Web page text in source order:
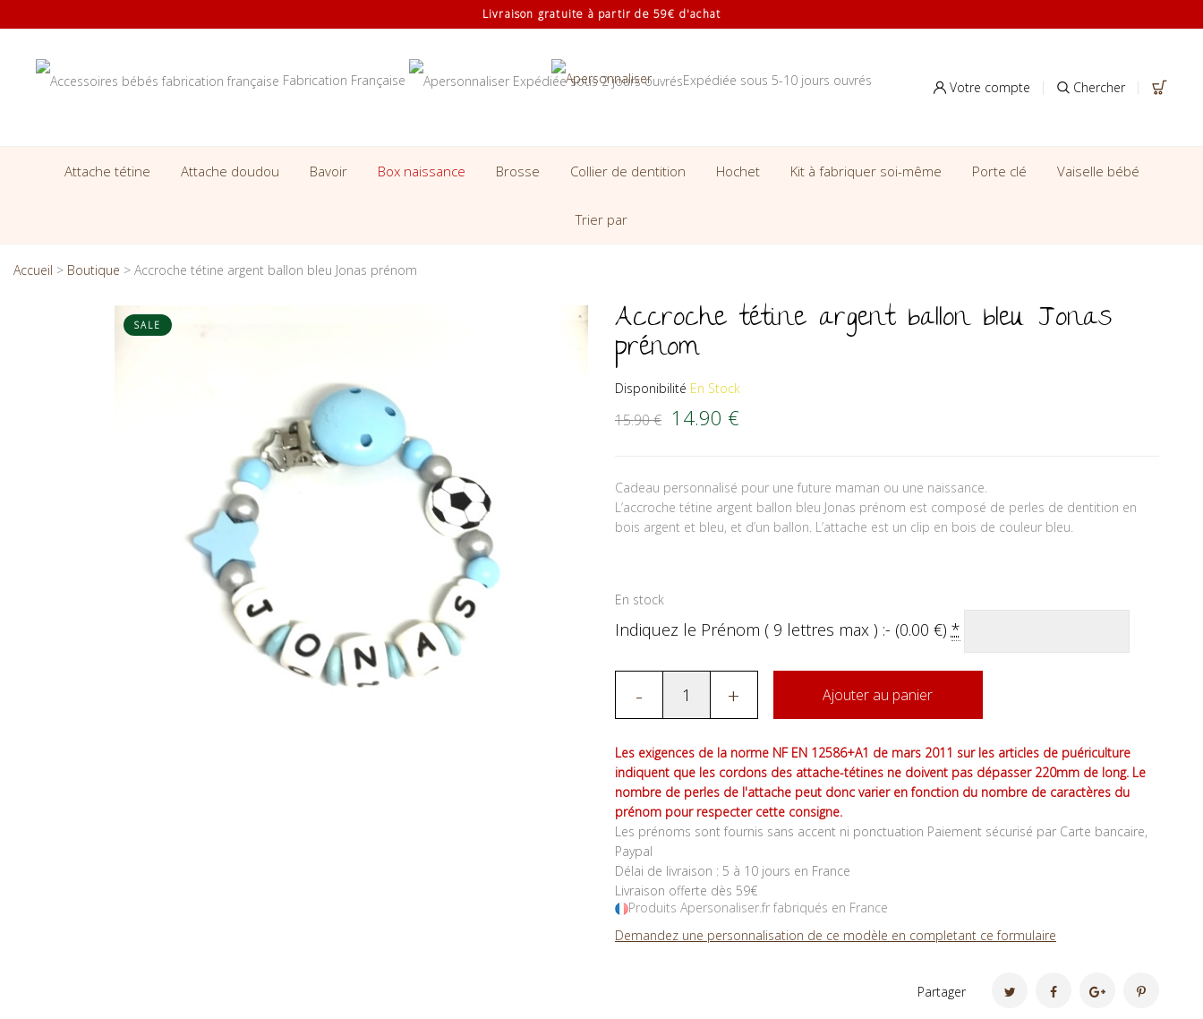
Livraison gratuite à partir de 59€ d'achat
Fabrication Française Expédiée sous 5-10 jours ouvrés Votre compte Chercher
Attache tétine Attache doudou Bavoir Box naissance Brosse Collier de dentition Hochet Kit à fabriquer soi-même Porte clé Vaiselle bébé
Trier par
Accueil > Boutique > Accroche tétine argent ballon bleu Jonas prénom
SALE Accroche tétine argent ballon bleu Jonas
prénom
Disponibilité En Stock
15.90€ Le prix initial était : 15.90 €.
14.90 €Le prix actuel est : 14.90 €.
Cadeau personnalisé pour une future maman ou une naissance.
L’accroche tétine argent ballon bleu Jonas prénom est composé de perles de dentition en
bois argent et bleu, et d’un ballon. L’attache est un clip en bois de couleur bleu.
En stock
Indiquez le Prénom ( 9 lettres max ) :- (0.00 €) *
- + Ajouter au panier
Les exigences de la norme NF EN 12586+A1 de mars 2011 sur les articles de puériculture
indiquent que les cordons des attache-tétines ne doivent pas dépasser 220mm de long. Le
nombre de perles de l'attache peut donc varier en fonction du nombre de caractères du
prénom pour respecter cette consigne.
Les prénoms sont fournis sans accent ni ponctuation Paiement sécurisé par Carte bancaire,
Paypal
Délai de livraison : 5 à 10 jours en France
Livraison offerte dès 59€
Produits Apersonaliser.fr fabriqués en France
Demandez une personnalisation de ce modèle en completant ce formulaire
Partager